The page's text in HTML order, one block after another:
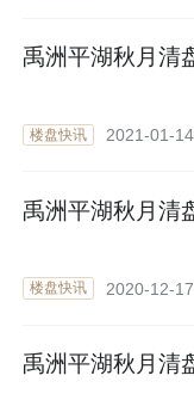
禹洲平湖秋月清
楼盘快讯 2021-01-14
禹洲平湖秋月清
楼盘快讯 2020-12-17
禹洲平湖秋月清